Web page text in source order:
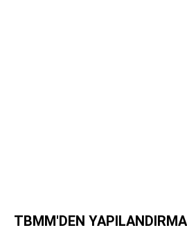
TBMM'DEN